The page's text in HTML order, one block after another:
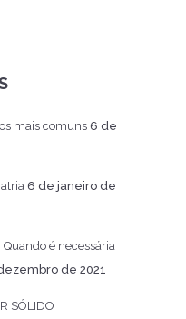
mais comuns6 de
6 de janeiro de
Quando é necessária
de 2021
SÓLIDO